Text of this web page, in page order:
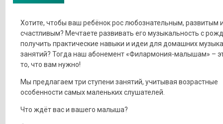
Хотите, чтобы ваш ребёнок рос любознательным, развитым
счастливым? Мечтаете развивать его музыкальность с
получить практические навыки и идеи для домашних
занятий? Тогда наш абонемент «Филармония-малышам» –
то, что вам нужно!
Мы предлагаем три ступени занятий, учитывая возрастные
особенности самых маленьких слушателей.
Что ждёт вас и вашего малыша?